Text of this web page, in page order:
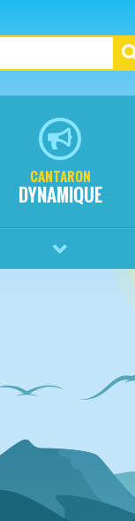
CANTARON
DYNAMIQUE